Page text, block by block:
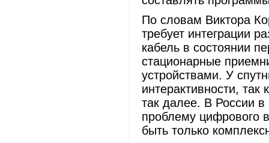
По словам Виктора
требует интеграции
кабель в состоянии
стационарные
устройствами. У
интерактивности,
так далее. В России
проблему цифрового
быть только